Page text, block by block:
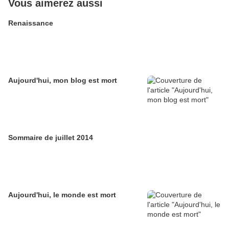
Vous aimerez aussi
Renaissance
Aujourd'hui, mon blog est mort
Sommaire de juillet 2014
Aujourd'hui, le monde est mort